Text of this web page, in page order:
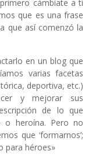
cámbiate a ti
que es una frase
que así comenzó la
en un blog que
varias facetas
deportiva, etc.)
y mejorar sus
de lo que
o heroína. Pero no
que ‘formarnos’;
para héroes»